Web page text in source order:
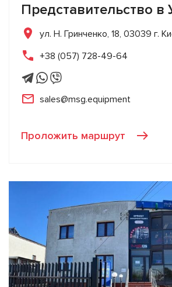
Представительство в
ул. Н. Гринченко, 18, 03039 г.
+38 (057) 728-49-64
sales@msg.equipment
Проложить маршрут